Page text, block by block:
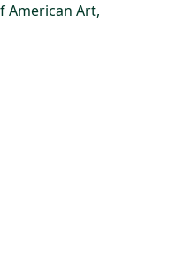
American Art,